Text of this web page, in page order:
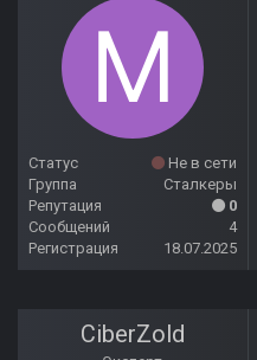
Статус
Не в сети
Группа
Сталкеры
Репутация
0
Сообщений
4
Регистрация
18.07.2025
CiberZold